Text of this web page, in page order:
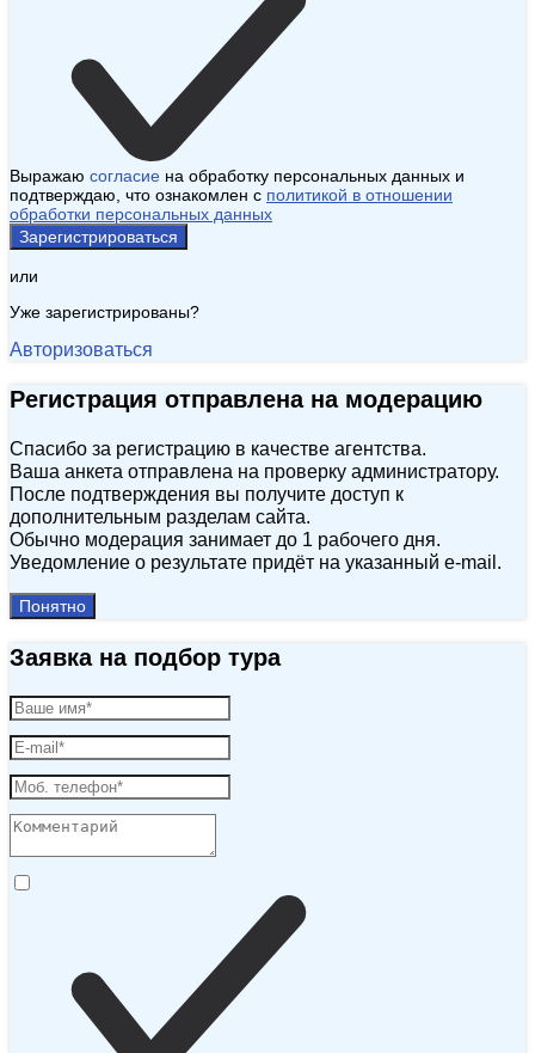
Выражаю согласие на обработку персональных данных и
подтверждаю, что ознакомлен с политикой в отношении
обработки персональных данных
Зарегистрироваться
или
Уже зарегистрированы?
Авторизоваться
Регистрация отправлена на модерацию
Спасибо за регистрацию в качестве агентства.
Ваша анкета отправлена на проверку администратору.
После подтверждения вы получите доступ к
дополнительным разделам сайта.
Обычно модерация занимает до 1 рабочего дня.
Уведомление о результате придёт на указанный e‑mail.
Понятно
Заявка на подбор тура